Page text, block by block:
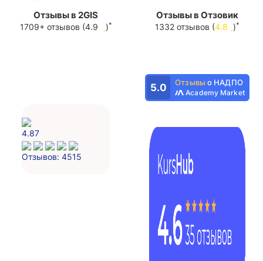
Отзывы в 2GIS
1709+ отзывов (4.9 )*
Отзывы в Отзовик
1332 отзывов (4.8 )*
5.0 Отзывыо НАДПО
Academy Market
4.87
Отзывов: 4515